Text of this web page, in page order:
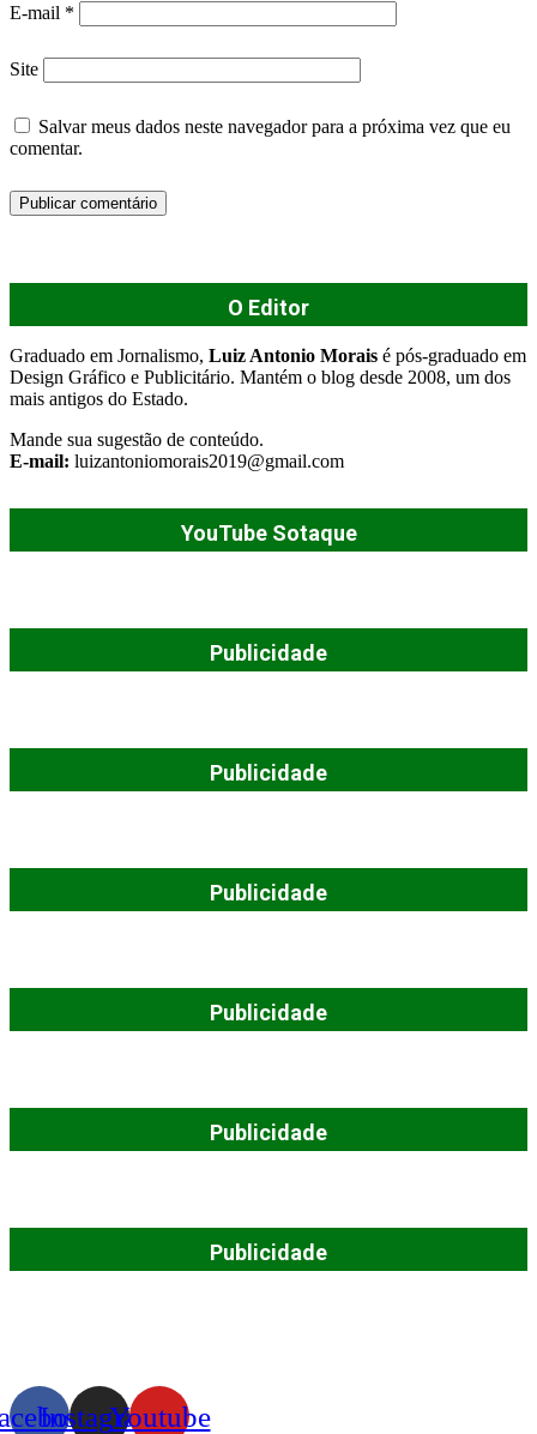
E-mail *
Site
Salvar meus dados neste navegador para a próxima vez que eu
comentar.
O Editor
Graduado em Jornalismo, Luiz Antonio Morais é pós-graduado em
Design Gráfico e Publicitário. Mantém o blog desde 2008, um dos
mais antigos do Estado.
Mande sua sugestão de conteúdo.
E-mail: luizantoniomorais2019@gmail.com
YouTube Sotaque
Publicidade
Publicidade
Publicidade
Publicidade
Publicidade
Publicidade
InstagramYoutube